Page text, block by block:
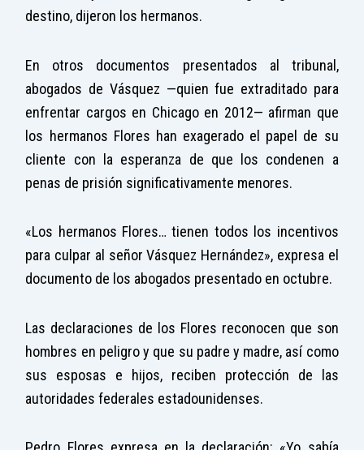
destino, dijeron los hermanos.
En otros documentos presentados al tribunal,
abogados de Vásquez —quien fue extraditado para
enfrentar cargos en Chicago en 2012— afirman que
los hermanos Flores han exagerado el papel de su
cliente con la esperanza de que los condenen a
penas de prisión significativamente menores.
«Los hermanos Flores… tienen todos los incentivos
para culpar al señor Vásquez Hernández», expresa el
documento de los abogados presentado en octubre.
Las declaraciones de los Flores reconocen que son
hombres en peligro y que su padre y madre, así como
sus esposas e hijos, reciben protección de las
autoridades federales estadounidenses.